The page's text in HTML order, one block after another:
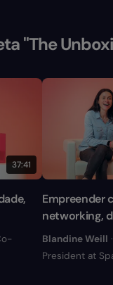
"The
37:41
Empreender
networking,
Blandine Weill
President at